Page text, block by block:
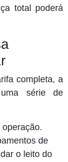
total poderá
completa, a
série de
operação.
de
o leito do